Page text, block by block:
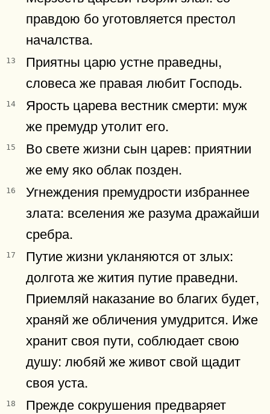
правдою бо уготовляется престол
началства.
13
Приятны царю устне праведны,
словеса же правая любит Господь.
14
Ярость царева вестник смерти: муж
же премудр утолит его.
15
Во свете жизни сын царев: приятнии
же ему яко облак позден.
16
Угнеждения премудрости избраннее
злата: вселения же разума дражайши
сребра.
17
Путие жизни укланяются от злых:
долгота же жития путие праведни.
Приемляй наказание во благих будет,
храняй же обличения умудрится. Иже
хранит своя пути, соблюдает свою
душу: любяй же живот свой щадит
своя уста.
18
Прежде сокрушения предваряет